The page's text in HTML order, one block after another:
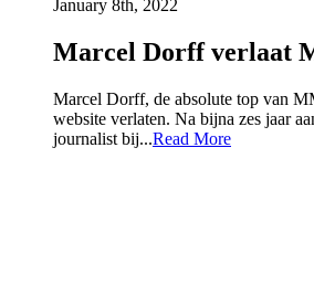
January 8th, 2022
Marcel Dorff verlaat
Marcel Dorff, de absolute top van
website verlaten. Na bijna zes jaar
journalist bij...Read More